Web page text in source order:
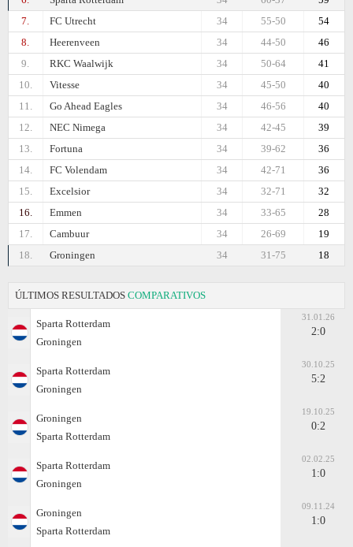
7.
FC Utrecht 54
55-50
34
8.
Heerenveen 46
44-50
34
9.
RKC Waalwijk 41
50-64
34
10.
Vitesse 40
45-50
34
11.
Go Ahead Eagles 40
46-56
34
12.
NEC Nimega 39
42-45
34
13.
Fortuna 36
39-62
34
14.
FC Volendam 36
42-71
34
15.
Excelsior 32
32-71
34
16.
Emmen 28
33-65
34
17.
Cambuur 19
26-69
34
18.
Groningen 18
31-75
34
ÚLTIMOS RESULTADOS COMPARATIVOS
Sparta Rotterdam
Groningen
31.01.26
2:0
Sparta Rotterdam
Groningen
30.10.25
5:2
Groningen
Sparta Rotterdam
19.10.25
0:2
Sparta Rotterdam
Groningen
02.02.25
1:0
Groningen
Sparta Rotterdam
09.11.24
1:0